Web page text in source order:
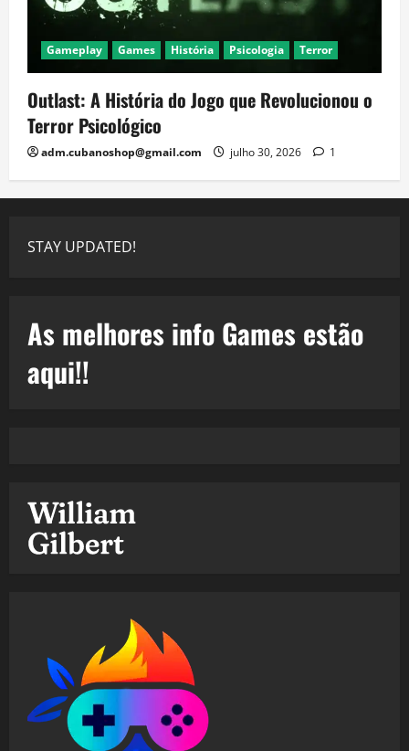
Gameplay Games História Psicologia Terror
Outlast: A História do Jogo que Revolucionou o
Terror Psicológico
adm.cubanoshop@gmail.com julho 30, 2026 1
STAY UPDATED!
As melhores info Games estão
aqui!!